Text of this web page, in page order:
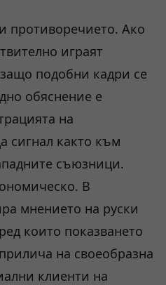
противоречието. Ако
играят
подобни кадри се
обяснение е
на
сигнал както към
съюзници.
В
мнението на руски
които показването
на своеобразна
клиенти на